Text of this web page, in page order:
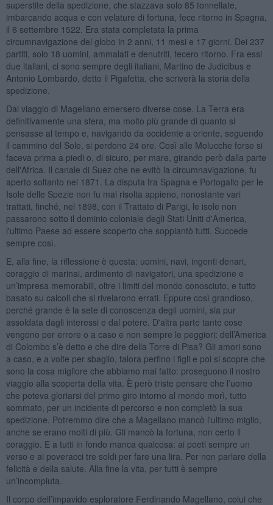
superstite della spedizione, che stazzava solo 85 tonnellate,
imbarcando acqua e con velature di fortuna, fece ritorno in Spagna,
il 6 settembre 1522. Era stata completata la prima
circumnavigazione del globo in 2 anni, 11 mesi e 17 giorni. Dei 237
partiti, solo 18 uomini, ammalati e denutriti, fecero ritorno. Fra essi
due italiani, ci sono sempre degli italiani, Martino de Judicibus e
Antonio Lombardo, detto il Pigafetta, che scriverà la storia della
spedizione.
Dal viaggio di Magellano emersero diverse cose. La Terra era
definitivamente una sfera, ma molto più grande di quanto si
pensasse al tempo e, navigando da occidente a oriente, seguendo
il cammino del Sole, si perdono 24 ore. Così alle Molucche forse si
faceva prima a piedi o, di sicuro, per mare, girando però dalla parte
dell'Africa. Il canale di Suez che ne evitò la circumnavigazione, fu
aperto soltanto nel 1871. La disputa fra Spagna e Portogallo per le
Isole delle Spezie non fu mai risolta appieno, nonostante vari
trattati, finché, nel 1898, con il Trattato di Parigi, le isole non
passarono sotto il dominio coloniale degli Stati Uniti d'America,
l'ultimo Paese ad essere scoperto che soppiantò tutti. Succede
sempre così.
E, alla fine, la riflessione è questa: uomini, navi, ingenti denari,
coraggio di marinai, ardimento di navigatori, una spedizione e
un’impresa memorabili, oltre i limiti del mondo conosciuto, e tutto
basato su calcoli che si rivelarono errati. Eppure così grandioso,
perché grande è la sete di conoscenza degli uomini, sia pur
assoldata dagli interessi e dal potere. D'altra parte tante cose
vengono per errore o a caso e non sempre le peggiori: dell’America
di Colombo s’è detto e che dire della Torre di Pisa? Gli amori sono
a caso, e a volte per sbaglio, talora perfino i figli e poi si scopre che
sono la cosa migliore che abbiamo mai fatto: proseguono il nostro
viaggio alla scoperta della vita. È però triste pensare che l’uomo
che poteva gloriarsi del primo giro intorno al mondo morì, tutto
sommato, per un incidente di percorso e non completò la sua
spedizione. Potremmo dire che a Magellano mancò l'ultimo miglio,
anche se erano molti di più. Gli mancò la fortuna, non certo il
coraggio. E a tutti in fondo manca qualcosa: ai poeti sempre un
verso e ai poveracci tre soldi per fare una lira. Per non parlare della
felicità e della salute. Alla fine la vita, per tutti è sempre
un’incompiuta.
Il corpo dell’impavido esploratore Ferdinando Magellano, colui che